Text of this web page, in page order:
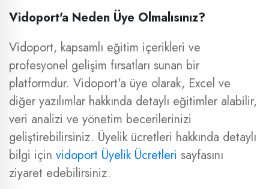
Vidoport'a Neden Üye Olmalısınız?
Vidoport, kapsamlı eğitim içerikleri ve
profesyonel gelişim fırsatları sunan bir
platformdur. Vidoport'a üye olarak, Excel ve
diğer yazılımlar hakkında detaylı eğitimler alabilir,
veri analizi ve yönetim becerilerinizi
geliştirebilirsiniz. Üyelik ücretleri hakkında detaylı
bilgi için vidoport Üyelik Ücretleri sayfasını
ziyaret edebilirsiniz.